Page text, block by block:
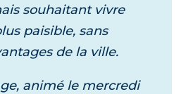
souhaitant vivre
paisible, sans
de la ville.
animé le mercredi